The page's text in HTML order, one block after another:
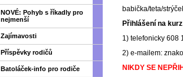
babička/teta/
Přihlášení na
1) telefonicky 608
2) e-mailem:
NIKDY SE
NOVÉ: Pohyb s říkadly pro
nejmenší
Zajímavosti
Příspěvky rodičů
Batoláček-info pro rodiče